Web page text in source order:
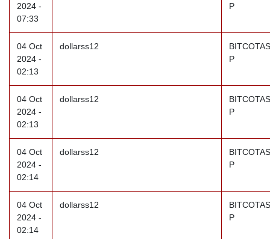
2024 -
07:33
P
04 Oct
2024 -
02:13
dollarss12
P
04 Oct
2024 -
02:13
dollarss12
P
04 Oct
2024 -
02:14
dollarss12
P
04 Oct
2024 -
02:14
dollarss12
P